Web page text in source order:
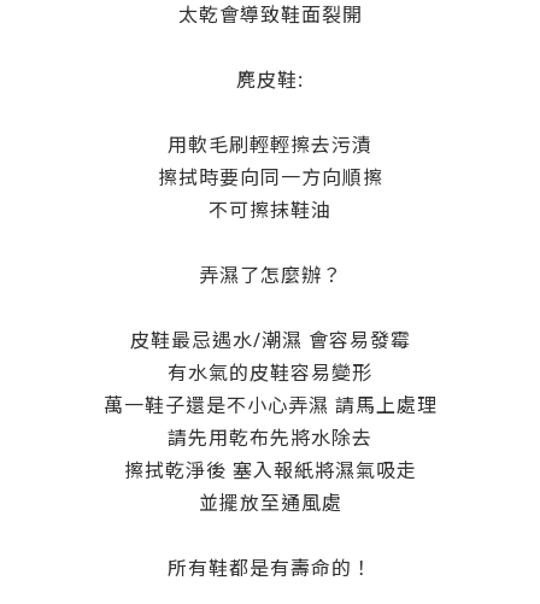
太乾會導致鞋面裂開
麂皮鞋:
用軟毛刷輕輕擦去污漬
擦拭時要向同一方向順擦
不可擦抹鞋油
弄濕了怎麼辦？
皮鞋最忌遇水/潮濕 會容易發霉
有水氣的皮鞋容易變形
萬一鞋子還是不小心弄濕 請馬上處理
請先用乾布先將水除去
擦拭乾淨後 塞入報紙將濕氣吸走
並擺放至通風處
所有鞋都是有壽命的！